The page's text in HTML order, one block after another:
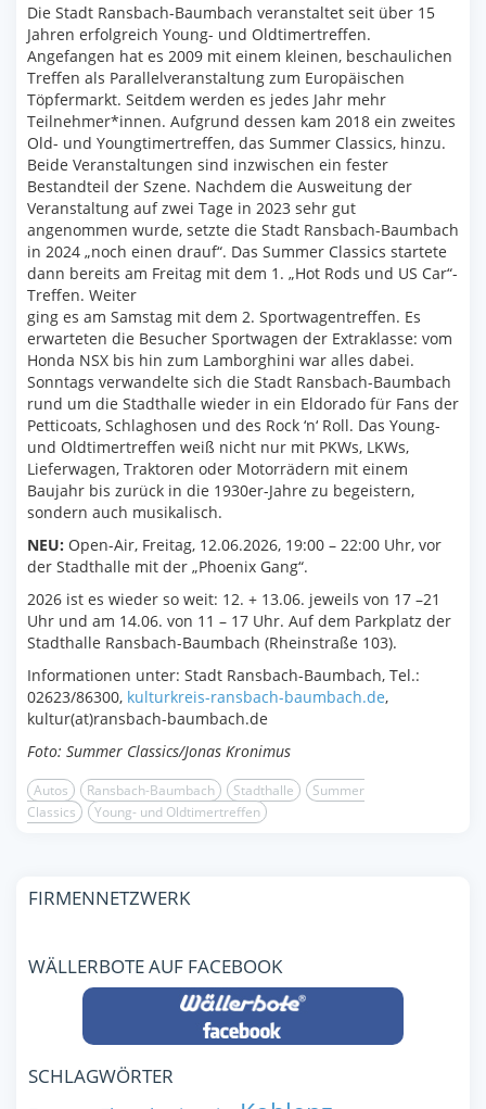
Die Stadt Ransbach-Baumbach veranstaltet seit über 15
Jahren erfolgreich Young- und Oldtimertreffen.
Angefangen hat es 2009 mit einem kleinen, beschaulichen
Treffen als Parallelveranstaltung zum Europäischen
Töpfermarkt. Seitdem werden es jedes Jahr mehr
Teilnehmer*innen. Aufgrund dessen kam 2018 ein zweites
Old- und Youngtimertreffen, das Summer Classics, hinzu.
Beide Veranstaltungen sind inzwischen ein fester
Bestandteil der Szene. Nachdem die Ausweitung der
Veranstaltung auf zwei Tage in 2023 sehr gut
angenommen wurde, setzte die Stadt Ransbach-Baumbach
in 2024 „noch einen drauf“. Das Summer Classics startete
dann bereits am Freitag mit dem 1. „Hot Rods und US Car“-
Treffen. Weiter
ging es am Samstag mit dem 2. Sportwagentreffen. Es
erwarteten die Besucher Sportwagen der Extraklasse: vom
Honda NSX bis hin zum Lamborghini war alles dabei.
Sonntags verwandelte sich die Stadt Ransbach-Baumbach
rund um die Stadthalle wieder in ein Eldorado für Fans der
Petticoats, Schlaghosen und des Rock ‘n‘ Roll. Das Young-
und Oldtimertreffen weiß nicht nur mit PKWs, LKWs,
Lieferwagen, Traktoren oder Motorrädern mit einem
Baujahr bis zurück in die 1930er-Jahre zu begeistern,
sondern auch musikalisch.
NEU: Open-Air, Freitag, 12.06.2026, 19:00 – 22:00 Uhr, vor
der Stadthalle mit der „Phoenix Gang“.
2026 ist es wieder so weit: 12. + 13.06. jeweils von 17 –21
Uhr und am 14.06. von 11 – 17 Uhr. Auf dem Parkplatz der
Stadthalle Ransbach-Baumbach (Rheinstraße 103).
Informationen unter: Stadt Ransbach-Baumbach, Tel.:
02623/86300, kulturkreis-ransbach-baumbach.de,
kultur(at)ransbach-baumbach.de
Foto: Summer Classics/Jonas Kronimus
Autos Ransbach-Baumbach Stadthalle
Summer
Classics
Young- und Oldtimertreffen
FIRMENNETZWERK
WÄLLERBOTE AUF FACEBOOK
SCHLAGWÖRTER